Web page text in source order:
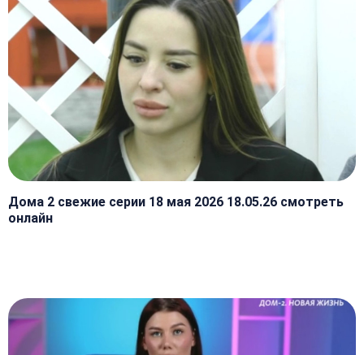
Дома 2 свежие серии 18 мая 2026 18.05.26 смотреть
онлайн